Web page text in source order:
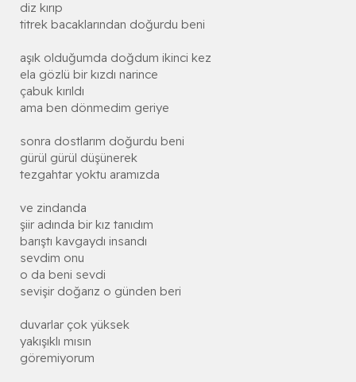
diz kırıp
titrek bacaklarından doğurdu beni
aşık olduğumda doğdum ikinci kez
ela gözlü bir kızdı narince
çabuk kırıldı
ama ben dönmedim geriye
sonra dostlarım doğurdu beni
gürül gürül düşünerek
tezgahtar yoktu aramızda
ve zindanda
şiir adında bir kız tanıdım
barıştı kavgaydı insandı
sevdim onu
o da beni sevdi
sevişir doğarız o günden beri
duvarlar çok yüksek
yakışıklı mısın
göremiyorum